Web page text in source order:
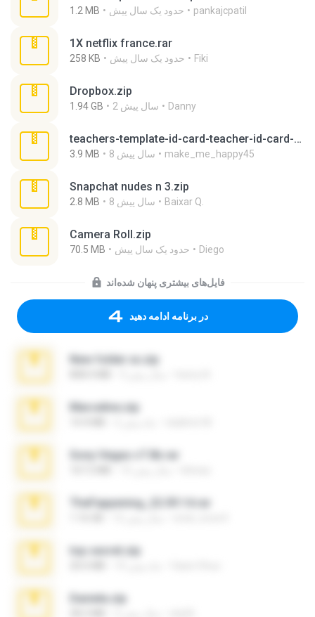
1.2 MB حدود یک سال پیش pankajcpatil
1X netflix france.rar
258 KB حدود یک سال پیش Fiki
Dropbox.zip
1.94 GB 2 سال پیش Danny
teachers-template-id-card-teacher-id-card-6-cr2c.rar
3.9 MB 8 سال پیش make_me_happy45
Snapchat nudes n 3.zip
2.8 MB 8 سال پیش Baixar Q.
Camera Roll.zip
70.5 MB حدود یک سال پیش Diego
فایل‌های بیشتری پنهان شده‌اند
در برنامه ادامه دهید
New folder xx.zip
Marceline.zip
Sony Vegas v7.0b.rar
TheFappening_22.09.14.rar
top secret.zip
Daniela.zip